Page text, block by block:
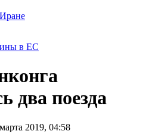
в ЕС
два поезда
2019, 04:58